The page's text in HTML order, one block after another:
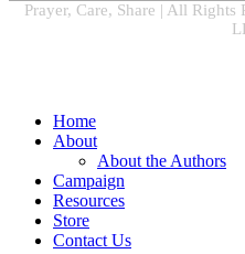
Prayer, Care, Share | All
Close
Menu
Home
About
About the Authors
Campaign
Resources
Store
Contact Us